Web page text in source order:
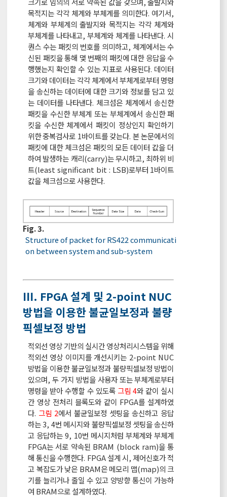
목적지는 각각 체계와 부체계를 의미한다. 여기서,
체계와 부체계의 출발지와 목적지는 각각 체계와
부체계를 나타내고, 부체계와 체계를 나타낸다. 시
퀀스 수는 패킷의 번호를 의미하고, 체계에서는 수
신된 패킷을 통해 몇 번째의 패킷에 대한 응답을 수
행했는지 확인할 수 있는 지표로 사용된다. 데이터
크기와 데이터는 각각 체계에서 부체계로부터 명령
을 송신하는 데이터에 대한 크기와 정보를 담고 있
는 데이터를 나타낸다. 체크섬은 체계에서 송신한
패킷을 수신한 부체계 또는 부체계에서 송신한 패
킷을 수신한 체계에서 패킷이 정상인지 확인하기
위한 중복검사로 1바이트를 갖는다. 본 논문에서의
패킷에 대한 체크섬은 패킷의 모든 데이터 값을 더
하여 발생하는 캐리(carry)는 무시하고, 최하위 비
트(least significant bit : LSB)로부터 1바이트
값을 체크섬으로 사용한다.
Fig. 3.
Structure of packet for RS422 communicati
on between system and sub-system
Ⅲ. FPGA 설계 및 2-point NUC
방법을 이용한 불균일보정과 불량
픽셀보정 방법
적외선 영상 기반의 실시간 영상처리시스템을 위해
적외선 영상 이미지를 개선시키는 2-point NUC
방법을 이용한 불균일보정과 불량픽셀보정 방법이
있으며, 두 가지 방법을 사용자 또는 부체계로부터
명령을 받아 수행할 수 있도록 그림 4와 같이 실시
간 영상 전처리 블록도와 같이 FPGA를 설계하였
다. 그림 2에서 불균일보정 셋팅을 송신하고 응답
하는 3, 4번 메시지와 불량픽셀보정 셋팅을 송신하
고 응답하는 9, 10번 메시지처럼 부체계와 부체계
FPGA는 서로 약속된 BRAM (block ram)을 통
해 통신을 수행한다. FPGA 설계 시, 제어신호가 적
고 복잡도가 낮은 BRAM은 메모리 맵(map)의 크
기를 늘리거나 줄일 수 있고 양방향 통신이 가능하
여 BRAM으로 설계하였다.